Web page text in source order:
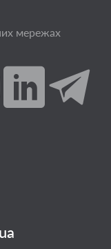
мережах